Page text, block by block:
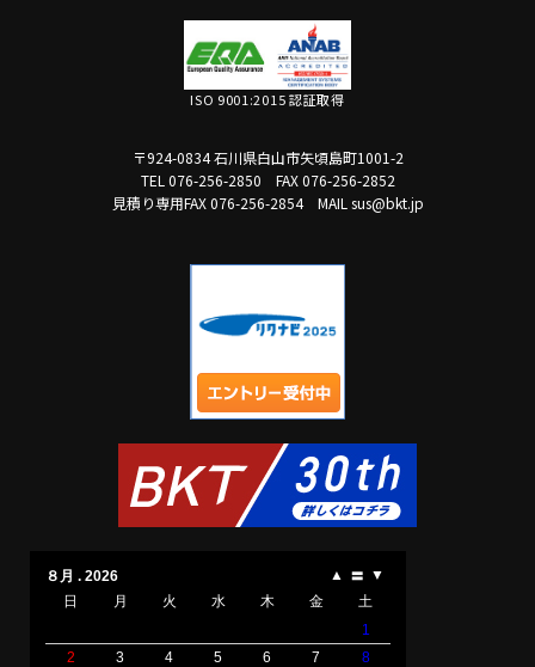
ISO 9001:2015 認証取得
〒924-0834 石川県白山市矢頃島町1001-2
TEL 076-256-2850
FAX 076-256-2852
見積り専用FAX 076-256-2854
MAIL sus@bkt.jp